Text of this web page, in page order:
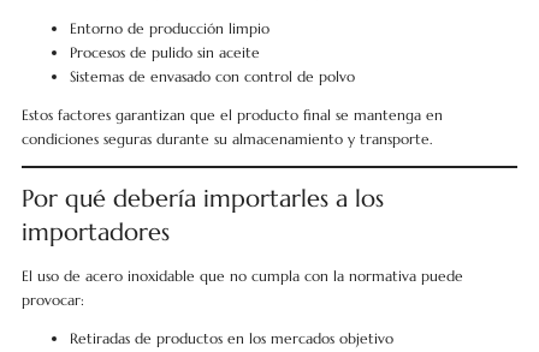
Entorno de producción limpio
Procesos de pulido sin aceite
Sistemas de envasado con control de polvo
Estos factores garantizan que el producto final se mantenga en
condiciones seguras durante su almacenamiento y transporte.
Por qué debería importarles a los
importadores
El uso de acero inoxidable que no cumpla con la normativa puede
provocar:
Retiradas de productos en los mercados objetivo